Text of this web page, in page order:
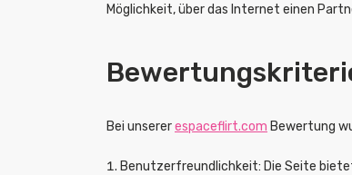
Möglichkeit, über das Internet einen
Bei unsererespaceflirt.com Bewertung
Benutzerfreundlichkeit: Die Seite